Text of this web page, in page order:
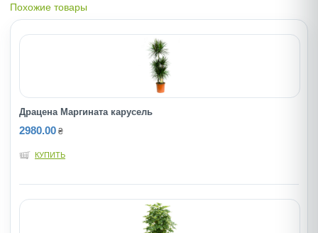
Похожие товары
Драцена Маргината карусель
2980.00 ₴
КУПИТЬ